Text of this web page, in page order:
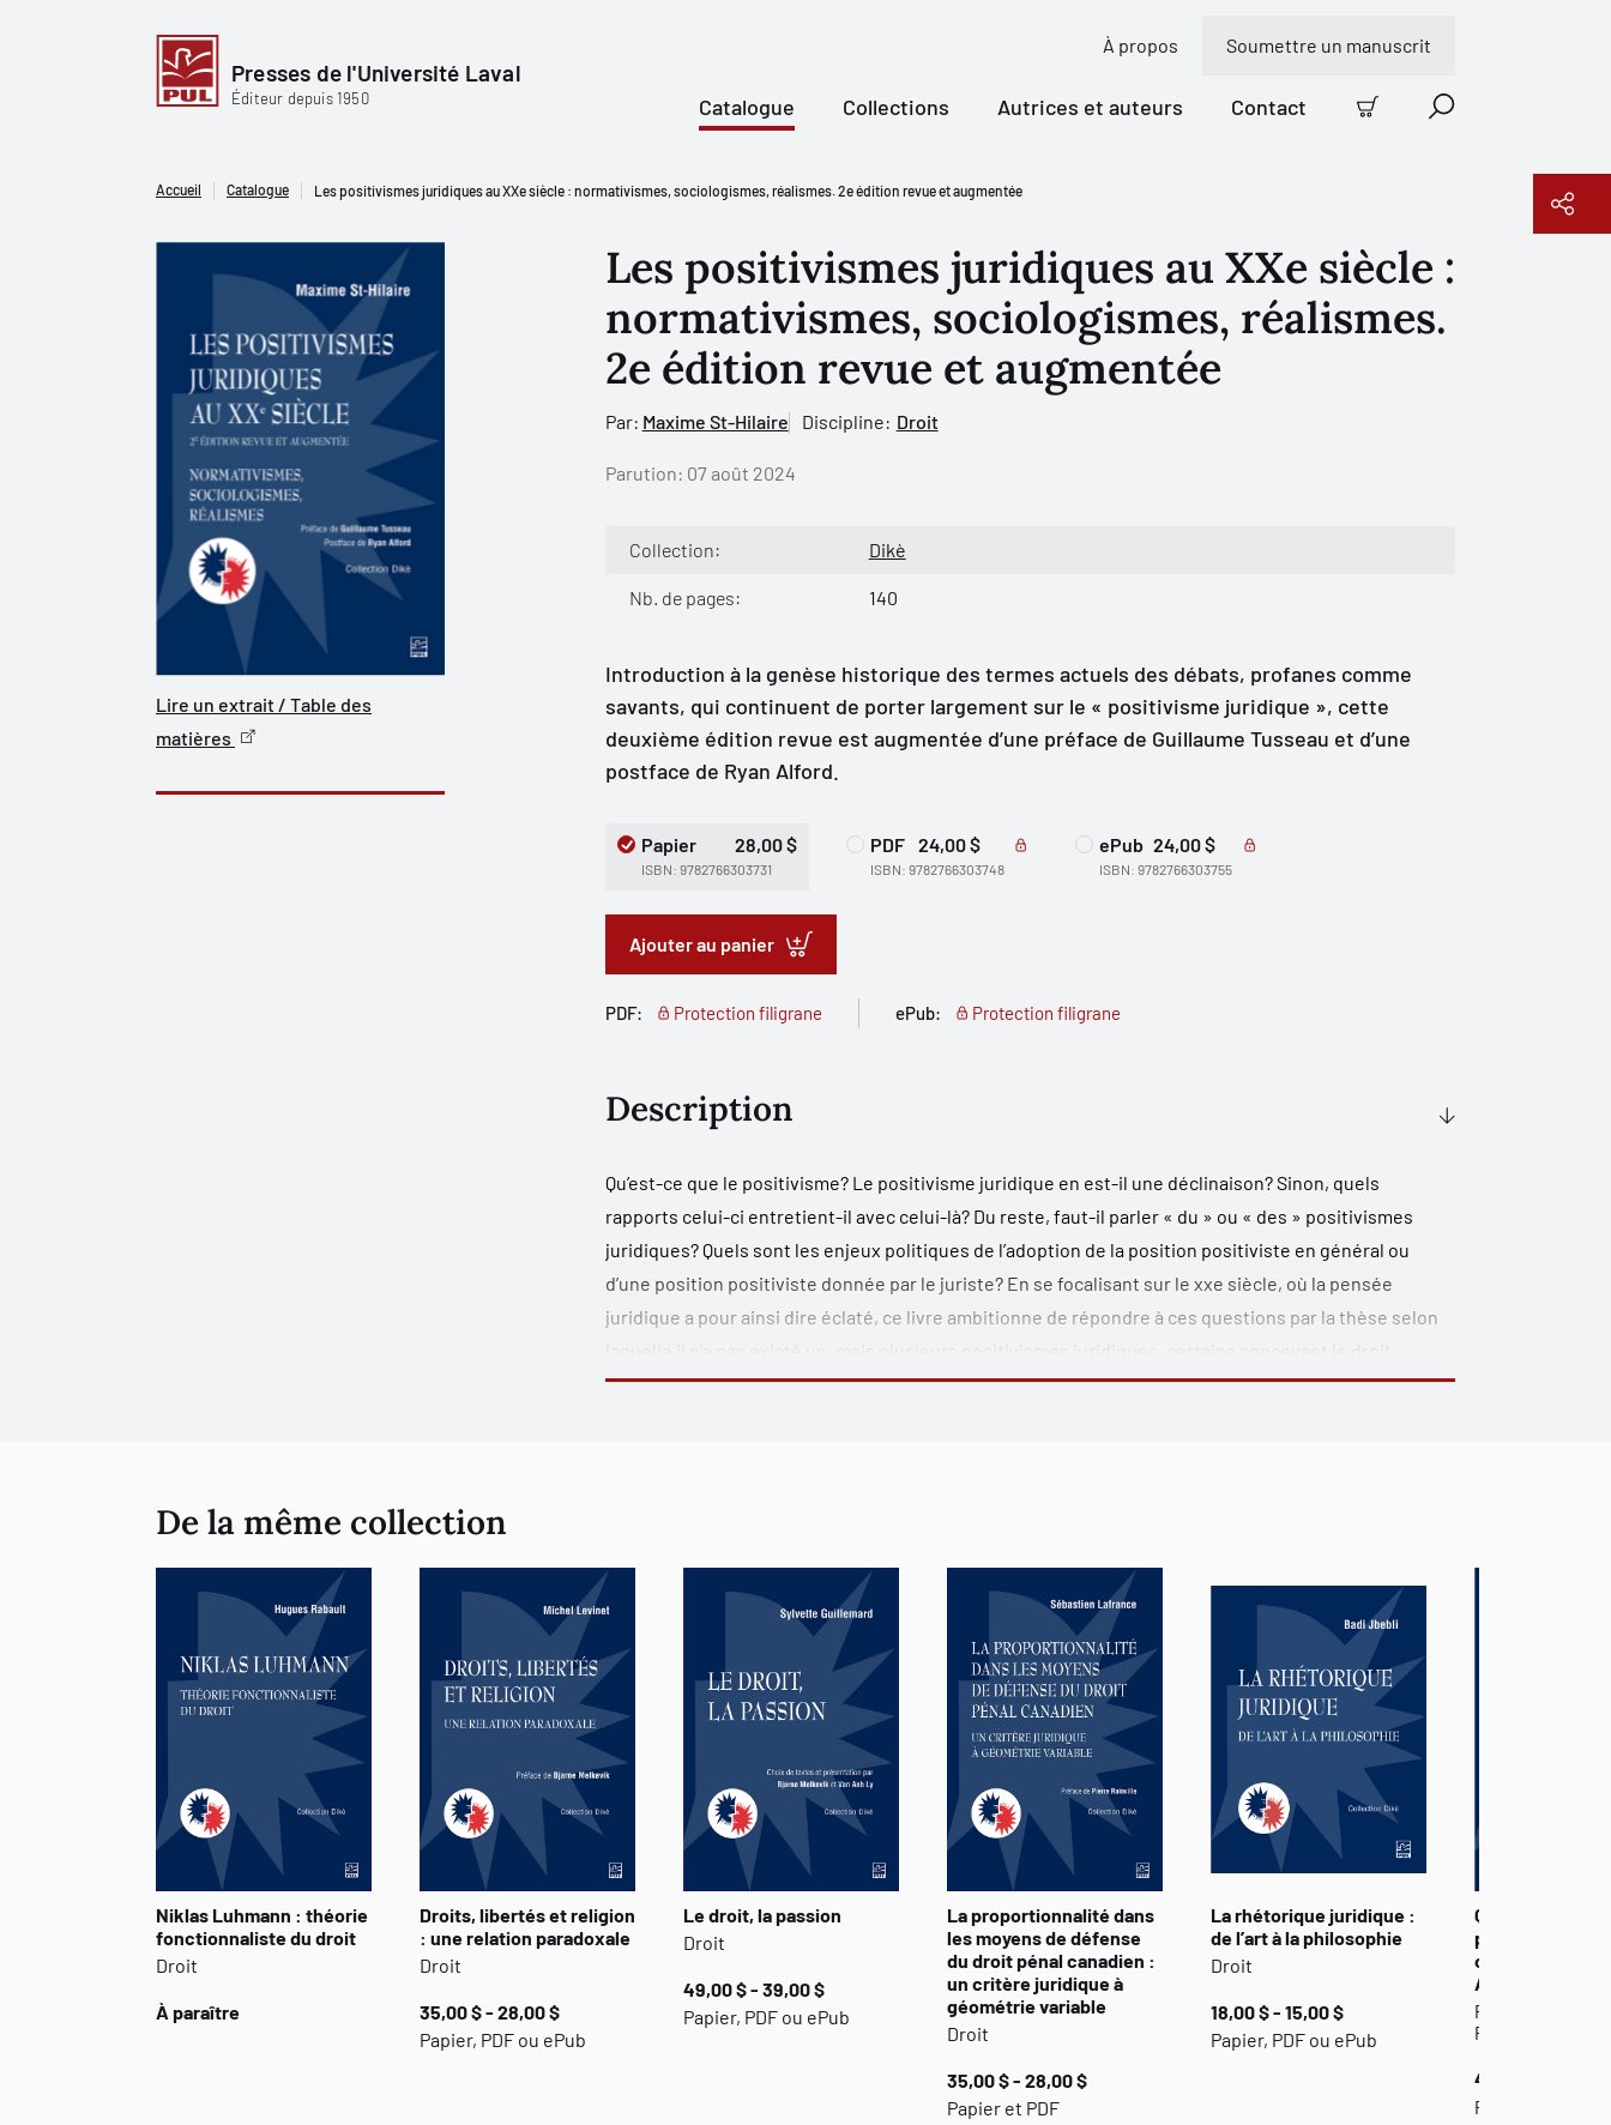
Presses de l'Université Laval
Éditeur depuis 1950
À propos Soumettre un manuscrit
Catalogue Collections Autrices et auteurs Contact
Panier Recherche
Accueil Catalogue Les positivismes juridiques au XXe siècle : normativismes, sociologismes, réalismes. 2e édition revue et augmentée
Copier le lien
Lire un extrait / Table des
matières
Les positivismes juridiques au XXe siècle :
normativismes, sociologismes, réalismes.
2e édition revue et augmentée
Par: Maxime St-Hilaire Discipline: Droit
Parution: 07 août 2024
Collection: Dikè
Nb. de pages: 140
Introduction à la genèse historique des termes actuels des débats, profanes comme
savants, qui continuent de porter largement sur le « positivisme juridique », cette
deuxième édition revue est augmentée d’une préface de Guillaume Tusseau et d’une
postface de Ryan Alford.
Papier 28,00 $
ISBN: 9782766303731
PDF 24,00 $
ISBN: 9782766303748
ePub 24,00 $
ISBN: 9782766303755
Ajouter au panier
PDF: Protection filigrane ePub: Protection filigrane
Description
Qu’est-ce que le positivisme? Le positivisme juridique en est-il une déclinaison? Sinon, quels
rapports celui-ci entretient-il avec celui-là? Du reste, faut-il parler « du » ou « des » positivismes
juridiques? Quels sont les enjeux politiques de l’adoption de la position positiviste en général ou
d’une position positiviste donnée par le juriste? En se focalisant sur le xxe siècle, où la pensée
juridique a pour ainsi dire éclaté, ce livre ambitionne de répondre à ces questions par la thèse selon
laquelle il n’a pas existé un, mais plusieurs positivismes juridiques, certains concevant le droit
comme fait, d’autres comme norme; certains adoptant une position explicative ou descriptive,
De la même collection
Niklas Luhmann : théorie
fonctionnaliste du droit
Droit
À paraître
Droits, libertés et religion
: une relation paradoxale
Droit
35,00 $ - 28,00 $
Papier, PDF ou ePub
Le droit, la passion
Droit
49,00 $ - 39,00 $
Papier, PDF ou ePub
La proportionnalité dans
les moyens de défense
du droit pénal canadien :
un critère juridique à
géométrie variable
Droit
35,00 $ - 28,00 $
Papier et PDF
La rhétorique juridique :
de l’art à la philosophie
Droit
18,00 $ - 15,00 $
Papier, PDF ou ePub
philosophiques
culture
Anciens et les
Philosophie et
Philosophie du
49,00 $ - 39,00
Papier, PDF ou